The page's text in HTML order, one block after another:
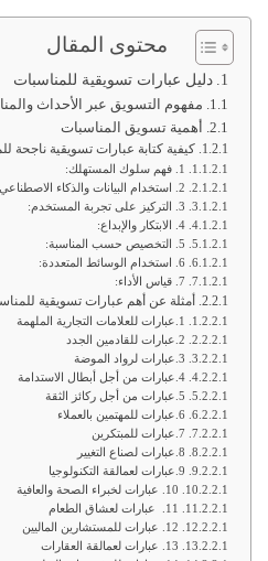
محتوى المقال
دليل عبارات تسويقية للمناسبات
مفهوم التسويق عبر الأحداث
أهمية تسويق المناسبات
كيفية كتابة عبارات تسويقية ناجحة
1. فهم سلوك المستهلك:
2. استخدام البيانات والذكاء الاصطناعي:
3. التركيز على تجربة المستخدم:
4. الابتكار والإبداع:
5. التخصيص حسب المناسبة:
6. استخدام الوسائط المتعددة:
7. قياس الأداء:
أمثلة عن أهم عبارات تسويقية
1.عبارات للعلامات التجارية الملهمة
2.عبارات للقادمين الجدد
3.عبارات لرواد الموضة
4.عبارات من أجل أبطال الاستدامة
5.عبارات من أجل ركائز الثقة
6.عبارات للمهتمين بالعملاء
7.عبارات للمبتكرين
8.عبارات لصناع التغيير
9.عبارات لعمالقة التكنولوجيا
10. عبارات لخبراء الصحة والعافية
11. عبارات لعشاق الطعام
12. عبارات للمستشارين الماليين
13. عبارات لعمالقة العقارات